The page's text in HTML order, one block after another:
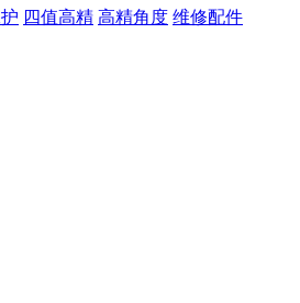
四值高精 高精角度 维修配件